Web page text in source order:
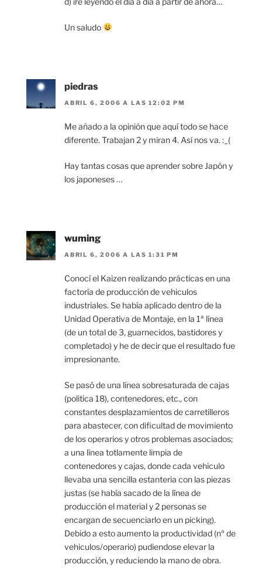
Un saludo
piedras
ABRIL 6, 2006 A LAS 12:02 PM
Me añado a la opinión que aquí todo se hace
diferente. Trabajan 2 y miran 4. Así nos va. :_(
Hay tantas cosas que aprender sobre Japón y
los japoneses …
wuming
ABRIL 6, 2006 A LAS 1:31 PM
Conocí el Kaizen realizando prácticas en una
factoría de producción de vehiculos
industriales. Se había aplicado dentro de la
Unidad Operativa de Montaje, en la 1ª línea
(de un total de 3, guarnecidos, bastidores y
completado) y he de decir que el resultado fue
impresionante.
Se pasó de una línea sobresaturada de cajas
(politica 18), contenedores, etc., con
constantes desplazamientos de carretilleros
para abastecer, con dificultad de movimiento
de los operarios y otros problemas asociados;
a una línea totlamente limpia de
contenedores y cajas, donde cada vehiculo
llevaba una sencilla estanteria con las piezas
justas (se había sacado de la línea de
producción el material y 2 personas se
encargan de secuenciarlo en un picking).
Debido a esto aumento la productividad (nº de
vehiculos/operario) pudiendose elevar la
producción, y reduciendo la mano de obra.